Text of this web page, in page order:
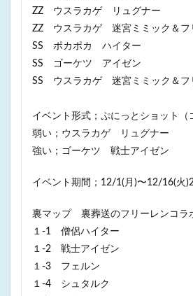
ZZ ウスラカゲ リュグナー
ZZ ウスラカゲ 迷宮ミミック＆フ
SS ポカポカ ハイター
SS ゴーケツ アイゼン
SS ウスラカゲ 迷宮ミミック＆
イベント形式；ぷにっとショット（
弱い；ウスラカゲ リュグナー
強い；ゴーケツ 戦士アイゼン
イベント期間；12/1(月)〜12/16(火
裏マップ 裏葬送のフリーレンコラ
１-1 僧侶ハイター
１-2 戦士アイゼン
１-3 フェルン
１-4 シュタルク